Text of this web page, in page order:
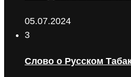
05.07.2024
3
Слово о Русском